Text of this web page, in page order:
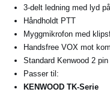
3-delt ledning med lyd
Håndholdt PTT
Myggmikrofon med
Handsfree VOX mot
Standard Kenwood 2 pin
Passer til:
KENWOOD TK-Serie